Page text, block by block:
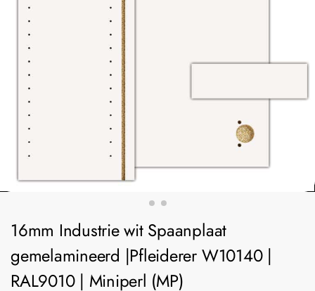
16mm Industrie wit Spaanplaat
gemelamineerd |Pfleiderer W10140 |
RAL9010 | Miniperl (MP)